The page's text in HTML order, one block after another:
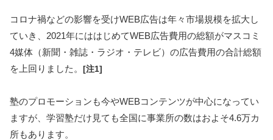
コロナ禍などの影響を受けWEB広告は年々市場規模を拡大し
ていき、2021年にははじめてWEB広告費用の総額がマスコミ
4媒体（新聞・雑誌・ラジオ・テレビ）の広告費用の合計総額
を上回りました。 [注1]
塾のプロモーションも今やWEBコンテンツが中心になってい
ますが、学習塾だけ見ても全国に事業所の数はおよそ4.6万カ
所もあります。